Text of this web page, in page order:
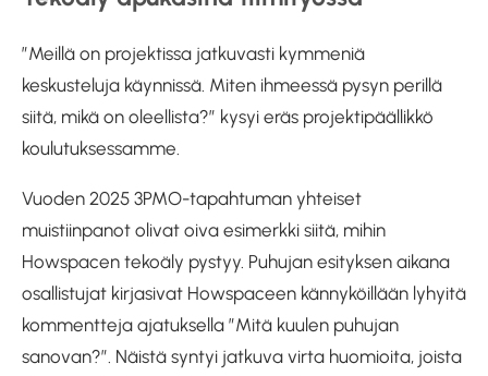
”Meillä on projektissa jatkuvasti kymmeniä
keskusteluja käynnissä. Miten ihmeessä pysyn perillä
siitä, mikä on oleellista?” kysyi eräs projektipäällikkö
koulutuksessamme.
Vuoden 2025 3PMO-tapahtuman yhteiset
muistiinpanot olivat oiva esimerkki siitä, mihin
Howspacen tekoäly pystyy. Puhujan esityksen aikana
osallistujat kirjasivat Howspaceen kännyköillään lyhyitä
kommentteja ajatuksella ”Mitä kuulen puhujan
sanovan?”. Näistä syntyi jatkuva virta huomioita, joista